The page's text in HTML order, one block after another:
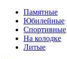
Памятные
Юбилейные
Спортивные
На колодке
Литые